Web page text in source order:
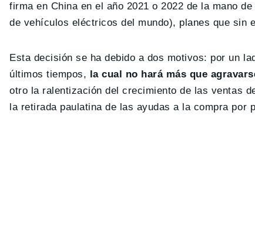
firma en China en el año 2021 o 2022 de la mano
de vehículos eléctricos del mundo), planes que sin
Esta decisión se ha debido a dos motivos: por un
últimos tiempos,
la cual no hará más que
otro la ralentización del crecimiento de las ventas
la retirada paulatina de las ayudas a la compra por